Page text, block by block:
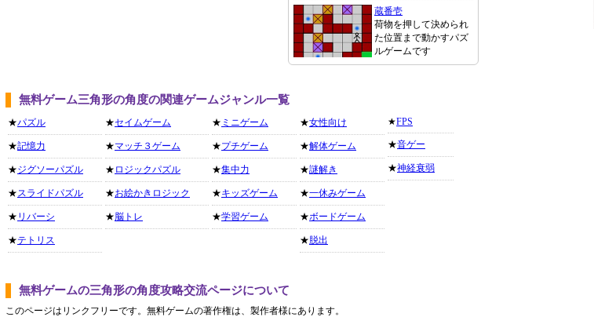
蔵番壱
荷物を押して決められ
た位置まで動かすパズ
ルゲームです
無料ゲーム三角形の角度の関連ゲームジャンル一覧
★パズル
★記憶力
★ジグソーパズル
★スライドパズル
★ リバーシ
★テトリス
★セイムゲーム
★マッチ３ゲーム
★ ロジックパズル
★お絵かきロジック
★脳トレ
★ ミニゲーム
★プチゲーム
★集中力
★キッズゲーム
★学習ゲーム
★女性向け
★解体ゲーム
★謎解き
★一休みゲーム
★ボードゲーム
★ 脱出
★FPS
★音ゲー
★神経衰弱
無料ゲームの三角形の角度攻略交流ページについて
このページはリンクフリーです。無料ゲームの著作権は、製作者様にあります。